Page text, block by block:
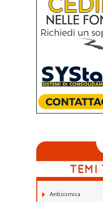
Antisismica